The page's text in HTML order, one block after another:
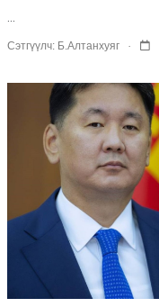
Сэтгүүлч: Б.Алтанхуяг .